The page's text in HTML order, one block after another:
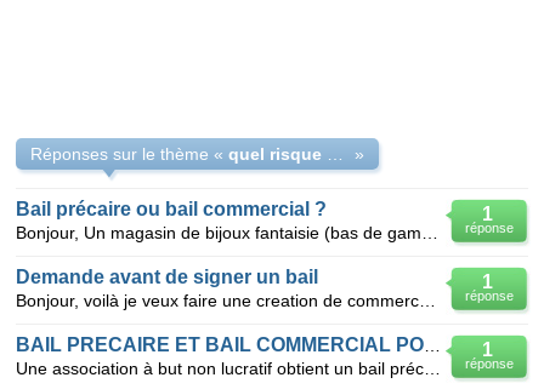
Réponses sur le thème « »
1
réponse
Bail précaire ou bail commercial ?
1
réponse
Demande avant de signer un bail
1
réponse